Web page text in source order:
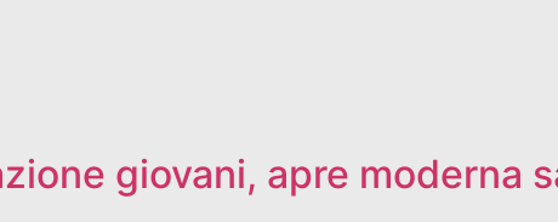
giovani, apre moderna